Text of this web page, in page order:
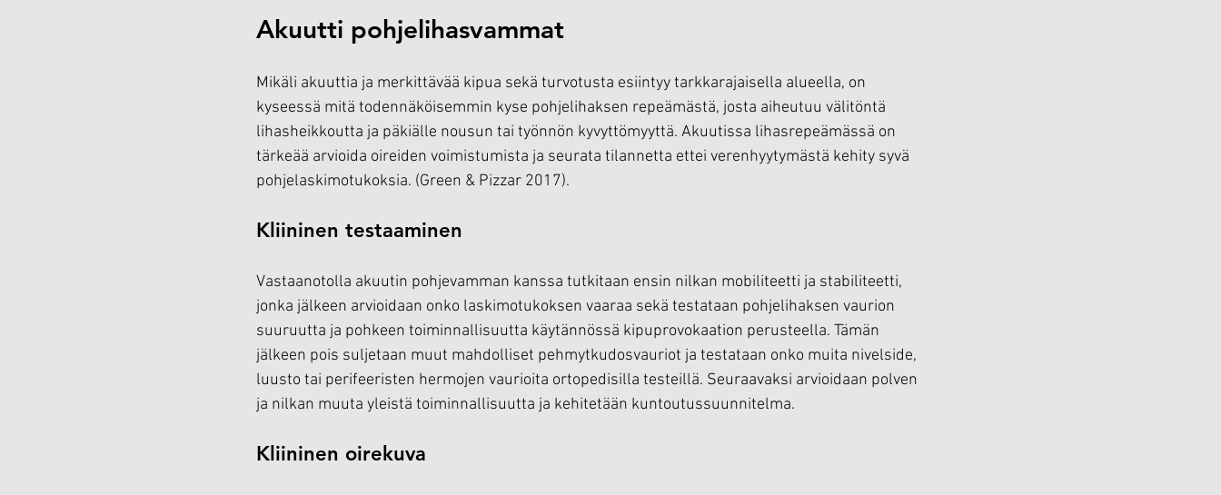
Akuutti pohjelihasvammat
Mikäli akuuttia ja merkittävää kipua sekä turvotusta esiintyy tarkkarajaisella alueella, on
kyseessä mitä todennäköisemmin kyse pohjelihaksen repeämästä, josta aiheutuu välitöntä
lihasheikkoutta ja päkiälle nousun tai työnnön kyvyttömyyttä. Akuutissa lihasrepeämässä on
tärkeää arvioida oireiden voimistumista ja seurata tilannetta ettei verenhyytymästä kehity syvä
pohjelaskimotukoksia. (Green & Pizzar 2017).
Kliininen testaaminen
Vastaanotolla akuutin pohjevamman kanssa tutkitaan ensin nilkan mobiliteetti ja stabiliteetti,
jonka jälkeen arvioidaan onko laskimotukoksen vaaraa sekä testataan pohjelihaksen vaurion
suuruutta ja pohkeen toiminnallisuutta käytännössä kipuprovokaation perusteella. Tämän
jälkeen pois suljetaan muut mahdolliset pehmytkudosvauriot ja testataan onko muita nivelside,
luusto tai perifeeristen hermojen vaurioita ortopedisilla testeillä. Seuraavaksi arvioidaan polven
ja nilkan muuta yleistä toiminnallisuutta ja kehitetään kuntoutussuunnitelma.
Kliininen oirekuva